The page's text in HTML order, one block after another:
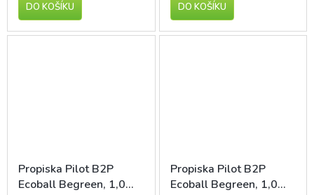
DO KOŠÍKU DO KOŠÍKU
Propiska Pilot B2P
Ecoball Begreen, 1,0
Propiska Pilot B2P
Ecoball Begreen, 1,0